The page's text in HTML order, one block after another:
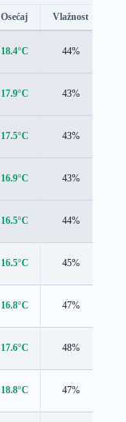
Osećaj Vlažnost
18.4°C 44%
17.9°C 43%
17.5°C 43%
16.9°C 43%
16.5°C 44%
16.5°C 45%
16.8°C 47%
17.6°C 48%
18.8°C 47%